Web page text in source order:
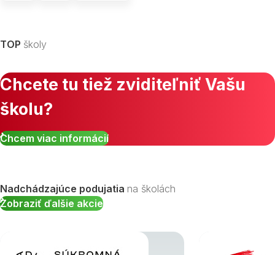
TOP školy
Chcete tu tiež zviditeľniť Vašu
školu?
Chcem viac informácií
Nadchádzajúce podujatia na školách
Zobraziť ďalšie akcie